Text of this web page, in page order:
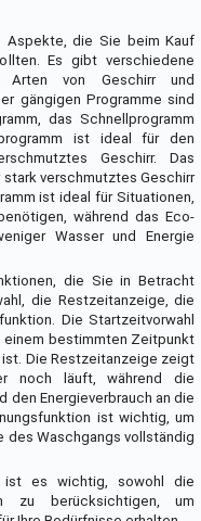
Aspekte, die Sie beim Kauf
Es gibt verschiedene
Arten von Geschirr und
gängigen Programme sind
das Schnellprogramm
ist ideal für den
Geschirr. Das
verschmutztes Geschirr
ist ideal für Situationen,
während das Eco-
Wasser und Energie
die Sie in Betracht
die Restzeitanzeige, die
Die Startzeitvorwahl
einem bestimmten Zeitpunkt
Die Restzeitanzeige zeigt
noch läuft, während die
den Energieverbrauch an die
ist wichtig, um
des Waschgangs vollständig
ist es wichtig, sowohl die
zu berücksichtigen, um